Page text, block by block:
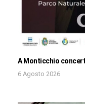
A Monticchio
6 Agosto 2026